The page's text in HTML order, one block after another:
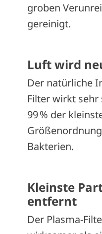
groben
gereinigt.
Luft wird
Der natürliche
Filter wirkt
99 % der
Bakterien.
Kleinste
entfernt
Der Plasma-